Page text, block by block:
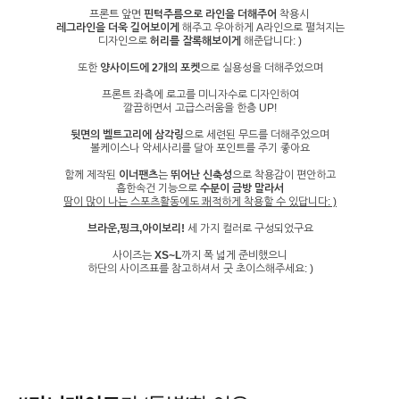
프론트 앞면 핀턱주름으로 라인을 더해주어 착용시
레그라인을 더욱 길어보이게 해주고 우아하게 A라인으로 펼쳐지는
디자인으로 허리를 잘록해보이게 해준답니다: )
또한 양사이드에 2개의 포켓으로 실용성을 더해주었으며
프론트 좌측에 로고를 미니자수로 디자인하여
깔끔하면서 고급스러움을 한층 UP!
뒷면의 벨트고리에 삼각링으로 세련된 무드를 더해주었으며
볼케이스나 악세사리를 달아 포인트를 주기 좋아요
함께 제작된 이너팬츠는 뛰어난 신축성으로 착용감이 편안하고
흡한속건 기능으로 수분이 금방 말라서
땀이 많이 나는 스포츠활동에도 쾌적하게 착용할 수 있답니다: )
브라운,핑크,아이보리! 세 가지 컬러로 구성되었구요
사이즈는 XS~L까지 폭 넓게 준비했으니
하단의 사이즈표를 참고하셔서 굿 초이스해주세요: )